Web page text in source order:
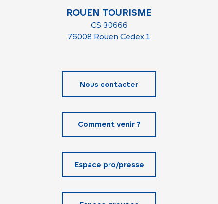
ROUEN TOURISME
CS 30666
76008 Rouen Cedex 1
Nous contacter
Comment venir ?
Espace pro/presse